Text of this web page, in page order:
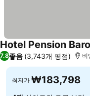
Hotel Pension
7.8좋음 (3,743개 평점) 비
최저가 ₩183,798